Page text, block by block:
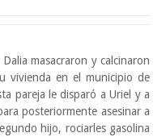
masacraron y calcinaron
vivienda en el municipio de
pareja le disparó a Uriel y a
posteriormente asesinar a
hijo, rociarles gasolina